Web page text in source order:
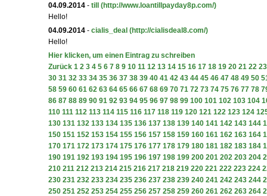
04.09.2014 - till
(http://www.loantillpayday8p.com/)
Hello!
04.09.2014 - cialis_deal (http://cialisdeal8.com/)
Hello!
Hier klicken, um einen Eintrag zu schreiben
Zurück 1 2 3 4 5 6 7 8 9 10 11 12 13 14 15 16 17 18 19 20 21 22 23
30 31 32 33 34 35 36 37 38 39 40 41 42 43 44 45 46 47 48 49 50
58 59 60 61 62 63 64 65 66 67 68 69 70 71 72 73 74 75 76 77 78
86 87 88 89 90 91 92 93 94 95 96 97 98 99 100 101 102 103 104
110 111 112 113 114 115 116 117 118 119 120 121 122 123 124
130 131 132 133 134 135 136 137 138 139 140 141 142 143 144
150 151 152 153 154 155 156 157 158 159 160 161 162 163 164
170 171 172 173 174 175 176 177 178 179 180 181 182 183 184
190 191 192 193 194 195 196 197 198 199 200 201 202 203 204
210 211 212 213 214 215 216 217 218 219 220 221 222 223 224
230 231 232 233 234 235 236 237 238 239 240 241 242 243 244
250 251 252 253 254 255 256 257 258 259 260 261 262 263 264